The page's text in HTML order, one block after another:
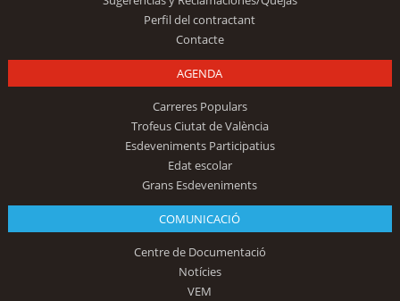
Perfil del contractant
Contacte
AGENDA
Carreres Populars
Trofeus Ciutat de València
Esdeveniments Participatius
Edat escolar
Grans Esdeveniments
COMUNICACIÓ
Centre de Documentació
Notícies
VEM